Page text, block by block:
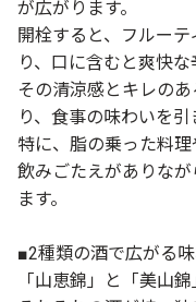
が広がります。
開栓すると、フルー
り、口に含むと爽快な
その清涼感とキレの
り、食事の味わいを引
特に、脂の乗った料理
飲みごたえがありな
ます。
■2種類の酒で広がる
「山恵錦」と「美山